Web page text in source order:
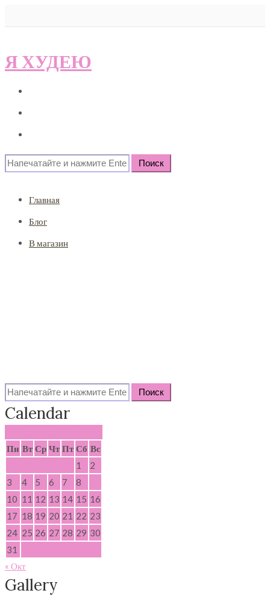
Я ХУДЕЮ
Search
for:
Главная
Блог
В магазин
Search
for:
Calendar
Пн Вт Ср Чт Пт Сб Вс
1
2
3
4 5 6 7 8
10 11 12 13 14 15 16
17 18 19 20 21 22 23
24 25 26 27 28 29 30
31
« Окт
Gallery